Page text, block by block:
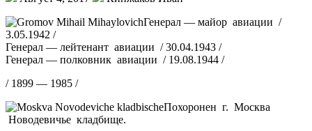
Генерал — майор авиации /
3.05.1942 /
Генерал — лейтенант авиации / 30.04.1943 /
Генерал — полковник авиации / 19.08.1944 /
/ 1899 — 1985 /
Похоронен г. Москва
Новодевичье кладбище.